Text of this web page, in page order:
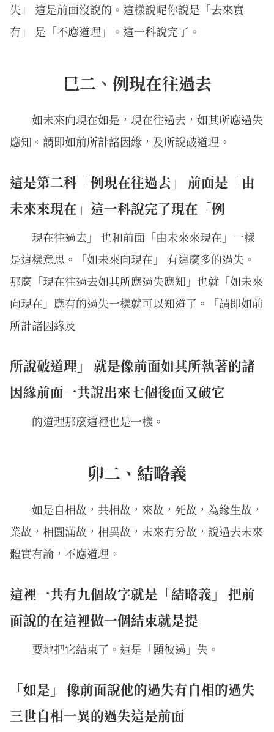
失」 這是前面沒說的。這樣說呢你說是「去來實
有」 是「不應道理」。這一科說完了。
巳二、例現在往過去
如未來向現在如是，現在往過去，如其所應過失
應知。謂即如前所計諸因緣，及所說破道理。
這是第二科「例現在往過去」 前面是「由
未來來現在」這一科說完了現在「例
現在往過去」 也和前面「由未來來現在」一樣
是這樣意思。「如未來向現在」 有這麼多的過失。
那麼「現在往過去如其所應過失應知」也就「如未來
向現在」應有的過失一樣就可以知道了。「謂即如前
所計諸因緣及
所說破道理」 就是像前面如其所執著的諸
因緣前面一共說出來七個後面又破它
的道理那麼這裡也是一樣。
卯二、結略義
如是自相故，共相故，來故，死故，為緣生故，
業故，相圓滿故，相異故，未來有分故，說過去未來
體實有論，不應道理。
這裡一共有九個故字就是「結略義」 把前
面說的在這裡做一個結束就是提
要地把它結束了。這是「顯彼過」失。
「如是」 像前面說他的過失有自相的過失
三世自相一異的過失這是前面